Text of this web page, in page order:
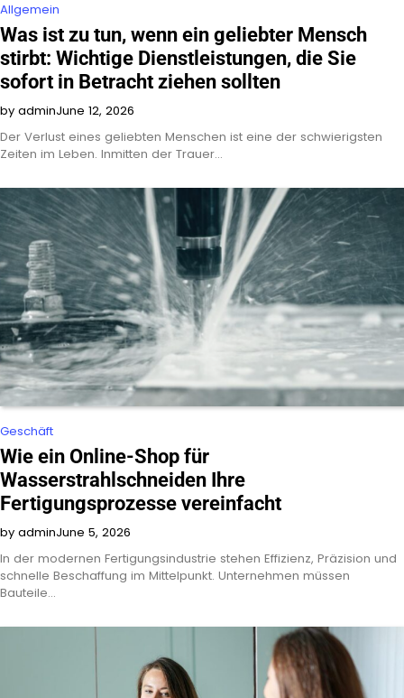
Allgemein
Was ist zu tun, wenn ein geliebter Mensch
stirbt: Wichtige Dienstleistungen, die Sie
sofort in Betracht ziehen sollten
by adminJune 12, 2026
Der Verlust eines geliebten Menschen ist eine der schwierigsten
Zeiten im Leben. Inmitten der Trauer…
Geschäft
Wie ein Online-Shop für
Wasserstrahlschneiden Ihre
Fertigungsprozesse vereinfacht
by adminJune 5, 2026
In der modernen Fertigungsindustrie stehen Effizienz, Präzision und
schnelle Beschaffung im Mittelpunkt. Unternehmen müssen
Bauteile…